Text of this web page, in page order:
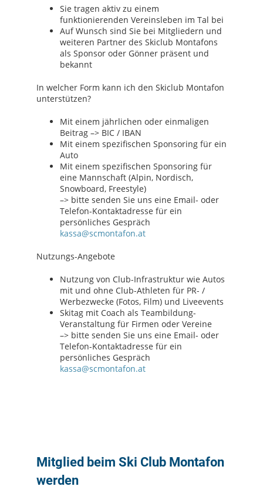
Sie tragen aktiv zu einem
funktionierenden Vereinsleben im Tal bei
Auf Wunsch sind Sie bei Mitgliedern und
weiteren Partner des Skiclub Montafons
als Sponsor oder Gönner präsent und
bekannt
In welcher Form kann ich den Skiclub Montafon
unterstützen?
Mit einem jährlichen oder einmaligen
Beitrag –> BIC / IBAN
Mit einem spezifischen Sponsoring für ein
Auto
Mit einem spezifischen Sponsoring für
eine Mannschaft (Alpin, Nordisch,
Snowboard, Freestyle)
–> bitte senden Sie uns eine Email- oder
Telefon-Kontaktadresse für ein
persönliches Gespräch
kassa@scmontafon.at
Nutzungs-Angebote
Nutzung von Club-Infrastruktur wie Autos
mit und ohne Club-Athleten für PR- /
Werbezwecke (Fotos, Film) und Liveevents
Skitag mit Coach als Teambildung-
Veranstaltung für Firmen oder Vereine
–> bitte senden Sie uns eine Email- oder
Telefon-Kontaktadresse für ein
persönliches Gespräch
kassa@scmontafon.at
Mitglied beim Ski Club Montafon
werden